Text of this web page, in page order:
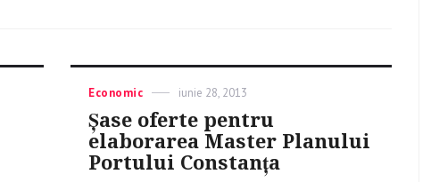
Categories
Economic
Posted
iunie 28, 2013
Şase oferte pentru
elaborarea Master Planului
Portului Constanţa